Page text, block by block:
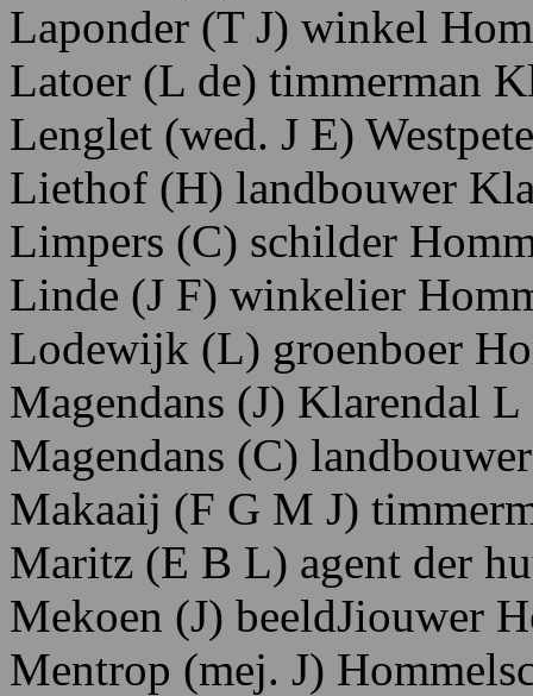
Laponder (T J) winkel H
Latoer (L de) timmerman
Lenglet (wed. J E)
Liethof (H) landbouwer
Limpers (C) schilder H
Linde (J F) winkelier H
Lodewijk (L) groenboer H
Magendans (J) Klarendal L
Magendans (C) landbouwer
Makaaij (F G M J)
Maritz (E B L) agent der
Mekoen (J) beeldJiouwer H
Mentrop (mej. J)